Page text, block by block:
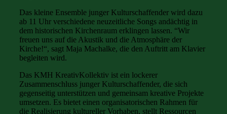
Das kleine Ensemble junger Kulturschaffender wird dazu
ab 11 Uhr verschiedene neuzeitliche Songs andächtig in
dem historischen Kirchenraum erklingen lassen. “Wir
freuen uns auf die Akustik und die Atmosphäre der
Kirche!“, sagt Maja Machalke, die den Auftritt am Klavier
begleiten wird.
Das KMH KreativKollektiv ist ein lockerer
Zusammenschluss junger Kulturschaffender, die sich
gegenseitig unterstützen und gemeinsam kreative Projekte
umsetzen. Es bietet einen organisatorischen Rahmen für
die Realisierung kultureller Vorhaben, stellt Ressourcen